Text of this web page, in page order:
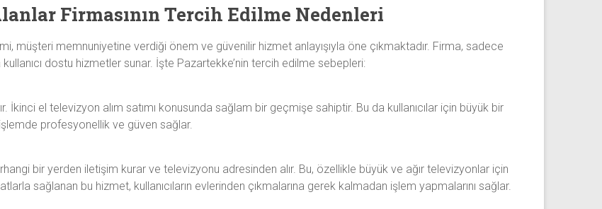
Firmasının Tercih Edilme Nedenleri
müşteri memnuniyetine verdiği önem ve güvenilir hizmet anlayışıyla öne çıkmaktadır. Firma, sadece
dostu hizmetler sunar. İşte Pazartekke’nin tercih edilme sebepleri:
İkinci el televizyon alım satımı konusunda sağlam bir geçmişe sahiptir. Bu da kullanıcılar için büyük bir
işlemde profesyonellik ve güven sağlar.
bir yerden iletişim kurar ve televizyonu adresinden alır. Bu, özellikle büyük ve ağır televizyonlar için
sağlanan bu hizmet, kullanıcıların evlerinden çıkmalarına gerek kalmadan işlem yapmalarını sağlar.